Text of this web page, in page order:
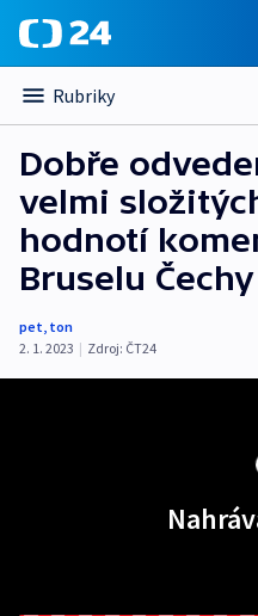
Rubriky
Dobře
velmi
hodnotí
Bruselu Čechy
pet, ton
2. 1. 2023 | Zdroj: ČT24